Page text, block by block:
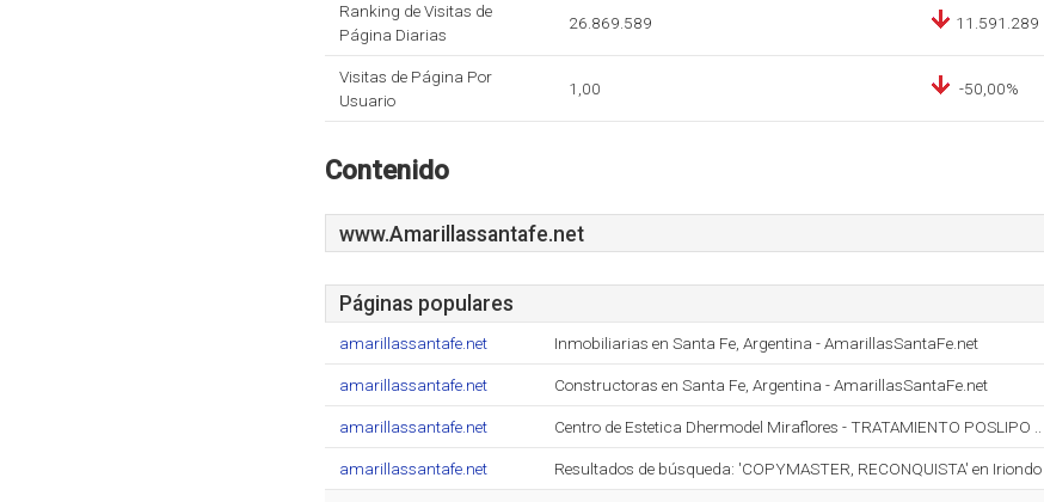
Ranking de Visitas de
Página Diarias
26.869.589 11.591.289
Visitas de Página Por
Usuario
1,00 -50,00%
Contenido
www.Amarillassantafe.net
Páginas populares
amarillassantafe.net Inmobiliarias en Santa Fe, Argentina - AmarillasSantaFe.net
amarillassantafe.net Constructoras en Santa Fe, Argentina - AmarillasSantaFe.net
amarillassantafe.net Centro de Estetica Dhermodel Miraflores - TRATAMIENTO POSLIPO ..
amarillassantafe.net Resultados de búsqueda: 'COPYMASTER, RECONQUISTA' en Iriondo ..